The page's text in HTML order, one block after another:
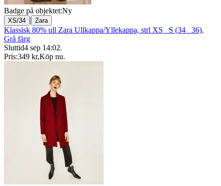
Badge på objektet:Ny
XS/34 | Zara
Klassisk 80% ull Zara Ullkappa/Yllekappa, strl XS_ S (34_ 36),
Grå färg
Sluttid4 sep 14:02.
Pris:349 kr,Köp nu.